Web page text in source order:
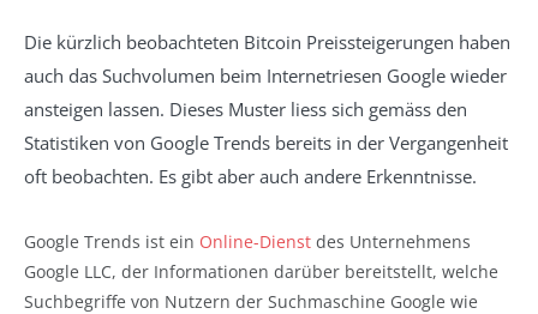
Die kürzlich beobachteten Bitcoin Preissteigerungen haben
auch das Suchvolumen beim Internetriesen Google wieder
ansteigen lassen. Dieses Muster liess sich gemäss den
Statistiken von Google Trends bereits in der Vergangenheit
oft beobachten. Es gibt aber auch andere Erkenntnisse.
Google Trends ist ein Online-Dienst des Unternehmens
Google LLC, der Informationen darüber bereitstellt, welche
Suchbegriffe von Nutzern der Suchmaschine Google wie